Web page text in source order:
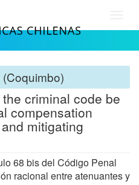
criminal code be
compensation
mitigating
68 bis del Código Penal
racional entre atenuantes y